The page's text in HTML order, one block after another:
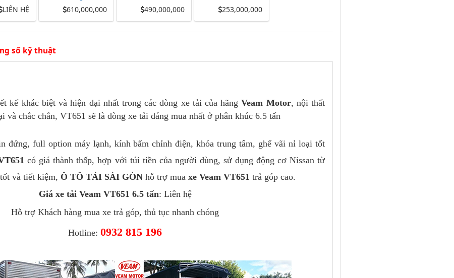
kế khác biệt và hiện đại nhất trong các dòng xe tải của hãng
và chắc chắn, VT651 sẽ là dòng xe tải đáng mua nhất ở phân khúc 6.5 tấn
đứng, full option máy lạnh, kính bấm chỉnh điện, khóa trung tâm, ghế vãi nỉ loại tốt
Giá xe tải Veam VT651 6.5 tấn
Hotline: 0932 815 196